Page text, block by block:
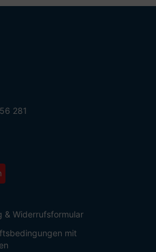
281
& Widerrufsformular
mit